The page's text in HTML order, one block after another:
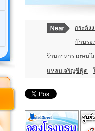
กระดัง
บ้านระ
ร้านอาหาร เกษมโ
แหลมเจริญซีฟู้ด